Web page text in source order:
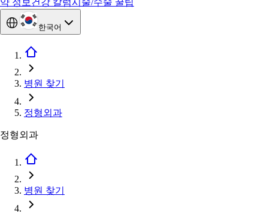
약 정보 건강 칼럼시술/수술 꿀팁
한국어
병원 찾기
정형외과
정형외과
병원 찾기